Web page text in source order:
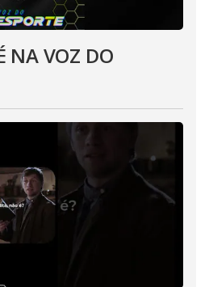
NA VOZ DO